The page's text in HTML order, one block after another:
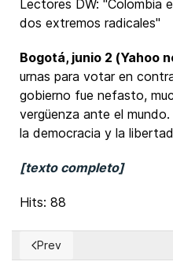
Lectores DW: "Colombia
dos extremos radicales"
Bogotá, junio 2 (Yahoo
urnas para votar en
gobierno fue nefasto,
vergüenza ante el
la democracia y la
[texto completo]
Hits: 88
Previous article:
Prev